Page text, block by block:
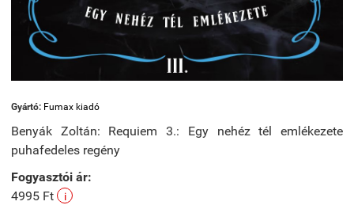
Gyártó: Fumax kiadó
Benyák Zoltán: Requiem 3.: Egy nehéz tél emlékezete
puhafedeles regény
Fogyasztói ár:
4995 Ft
i